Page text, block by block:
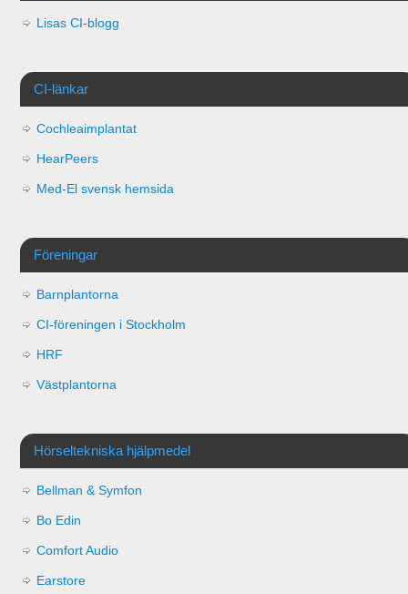
Lisas CI-blogg
CI-länkar
Cochleaimplantat
HearPeers
Med-El svensk hemsida
Föreningar
Barnplantorna
CI-föreningen i Stockholm
HRF
Västplantorna
Hörseltekniska hjälpmedel
Bellman & Symfon
Bo Edin
Comfort Audio
Earstore